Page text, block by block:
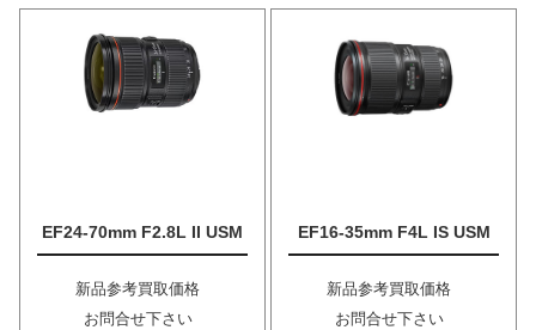
EF24-70mm F2.8L II USM
新品参考買取価格
お問合せ下さい
EF16-35mm F4L IS USM
新品参考買取価格
お問合せ下さい